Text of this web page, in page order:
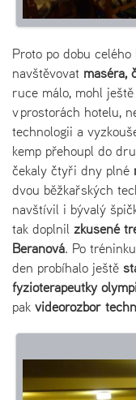
Proto po dobu
navštěvovat maséra,
ruce málo, mohl
v prostorách hotelu,
technologii a
kemp přehoupl do
čekaly čtyři dny plné
dvou běžkařských
navštívil i bývalý
tak doplnil zkušené
Beranová. Po
den probíhalo ještě
fyzioterapeutky
pak videorozbor